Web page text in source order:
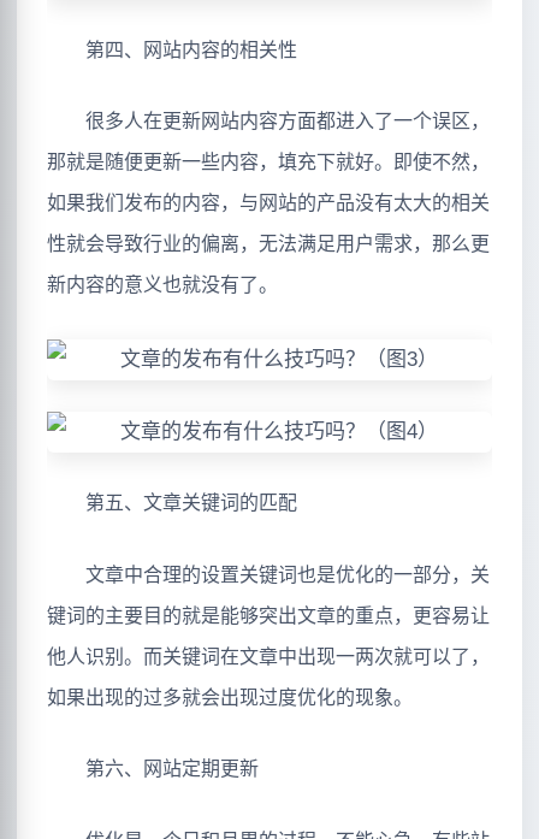
第四、网站内容的相关性
很多人在更新网站内容方面都进入了一个误区，
那就是随便更新一些内容，填充下就好。即使不然，
如果我们发布的内容，与网站的产品没有太大的相关
性就会导致行业的偏离，无法满足用户需求，那么更
新内容的意义也就没有了。
第五、文章关键词的匹配
文章中合理的设置关键词也是优化的一部分，关
键词的主要目的就是能够突出文章的重点，更容易让
他人识别。而关键词在文章中出现一两次就可以了，
如果出现的过多就会出现过度优化的现象。
第六、网站定期更新